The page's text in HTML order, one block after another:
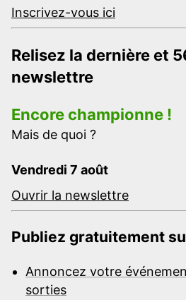
Inscrivez-vous ici
Relisez la dernière et
newslettre
Encore championne !
Mais de quoi ?
Vendredi 7 août
Ouvrir la newslettre
Publiez gratuitement
Annoncez votre
sorties